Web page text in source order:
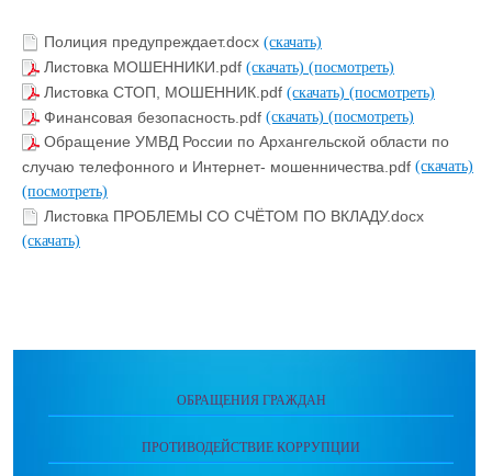
Полиция предупреждает.docx (скачать)
Листовка МОШЕННИКИ.pdf (скачать) (посмотреть)
Листовка СТОП, МОШЕННИК.pdf (скачать) (посмотреть)
Финансовая безопасность.pdf (скачать) (посмотреть)
Обращение УМВД России по Архангельской области по
случаю телефонного и Интернет- мошенничества.pdf (скачать)
(посмотреть)
Листовка ПРОБЛЕМЫ СО СЧЁТОМ ПО ВКЛАДУ.docx
(скачать)
ОБРАЩЕНИЯ ГРАЖДАН
ПРОТИВОДЕЙСТВИЕ КОРРУПЦИИ